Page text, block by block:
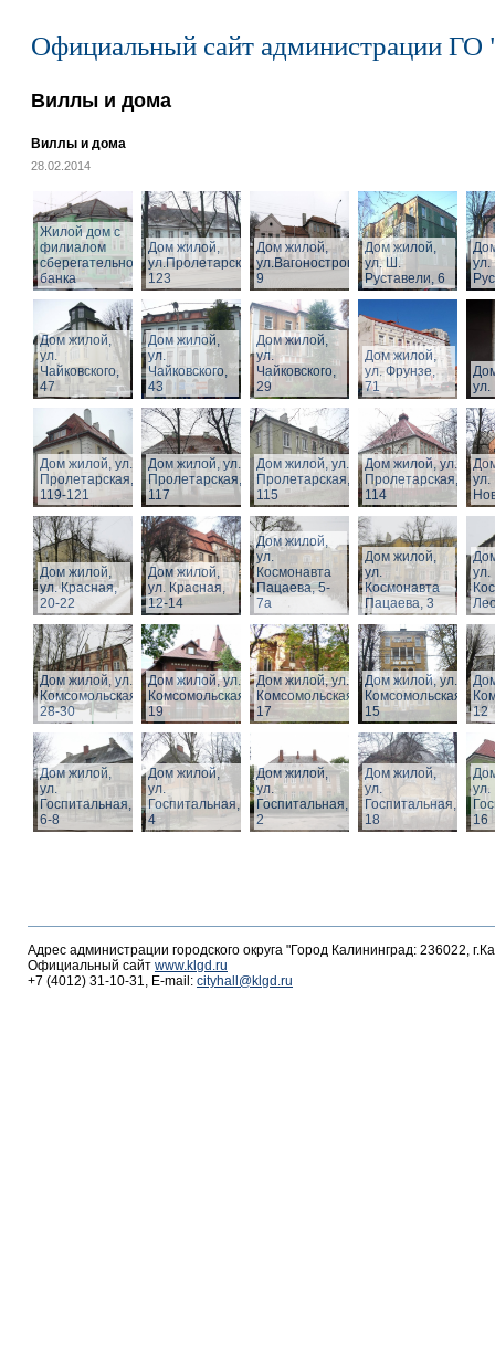
Официальный сайт администрации ГО
Виллы и дома
Виллы и дома
28.02.2014
Жилой дом с
филиалом
сберегательного
банка
Дом жилой,
ул.Пролетарская,
123
Дом жилой,
ул.Вагоностроительная,
9
Дом жилой,
ул. Ш.
Руставели, 6
Дом жилой,
ул.
Чайковского,
47
Дом жилой,
ул.
Чайковского,
43
Дом жилой,
ул.
Чайковского,
29
Дом жилой,
ул. Фрунзе,
71
ул.
Дом жилой, ул.
Пролетарская,
119-121
Дом жилой, ул.
Пролетарская,
117
Дом жилой, ул.
Пролетарская,
115
Дом жилой, ул.
Пролетарская,
114
Дом жилой,
ул. Красная,
20-22
Дом жилой,
ул. Красная,
12-14
Дом жилой,
ул.
Космонавта
Пацаева, 5-
7а
Дом жилой,
ул.
Космонавта
Пацаева, 3
ул.
Дом жилой, ул.
Комсомольская,
28-30
Дом жилой, ул.
Комсомольская,
19
Дом жилой, ул.
Комсомольская,
17
Дом жилой, ул.
Комсомольская,
15
12
Дом жилой,
ул.
Госпитальная,
6-8
Дом жилой,
ул.
Госпитальная,
4
Дом жилой,
ул.
Госпитальная,
2
Дом жилой,
ул.
Госпитальная,
18
ул.
16
Адрес администрации городского округа "Город Калининград: 236022,
Официальный сайт www.klgd.ru
+7 (4012) 31-10-31, E-mail: cityhall@klgd.ru